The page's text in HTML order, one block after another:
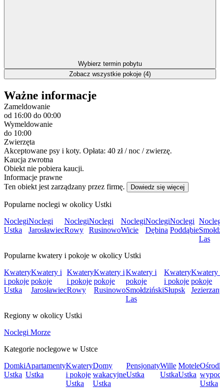
Wybierz termin pobytu
Zobacz wszystkie pokoje (4)
Ważne informacje
Zameldowanie
od 16:00 do 00:00
Wymeldowanie
do 10:00
Zwierzęta
Akceptowane psy i koty. Opłata: 40 zł / noc / zwierzę.
Kaucja zwrotna
Obiekt nie pobiera kaucji.
Informacje prawne
Ten obiekt jest zarządzany przez firmę.
Dowiedz się więcej
Popularne noclegi w okolicy Ustki
Noclegi
Ustka
Noclegi
Jarosławiec
Noclegi
Rowy
Noclegi
Rusinowo
Noclegi
Wicie
Noclegi
Dębina
Noclegi
Poddąbie
Las
Popularne kwatery i pokoje w okolicy Ustki
Kwatery
i pokoje
Ustka
Kwatery i
pokoje
Jarosławiec
Kwatery
i pokoje
Rowy
Kwatery i
pokoje
Rusinowo
Kwatery i
pokoje
Smołdziński
Las
Kwatery
i pokoje
Słupsk
Kwatery
pokoje
Regiony w okolicy Ustki
Noclegi Morze
Kategorie noclegowe w Ustce
Domki
Ustka
Apartamenty
Ustka
Kwatery
i pokoje
Ustka
Domy
wakacyjne
Ustka
Pensjonaty
Ustka
Wille
Ustka
Motele
Ustka
Ustka